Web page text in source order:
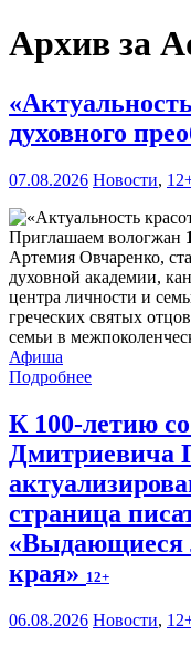
Архив за
духовного
07.08.2026 Новости,
Приглашаем вологжан
Артемия Овчаренко,
духовной академии,
центра личности и
греческих святых
семьи в
Афиша
Подробнее
К 100-летию
Дмитриевича
страница
«Выдающиеся
края» 12+
06.08.2026 Новости,